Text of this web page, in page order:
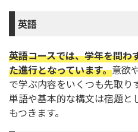
英語
英語コースでは、学年を問わ
た進行となっています。意欲
で学ぶ内容をいくつも先取り
単語や基本的な構文は宿題と
もつきます。